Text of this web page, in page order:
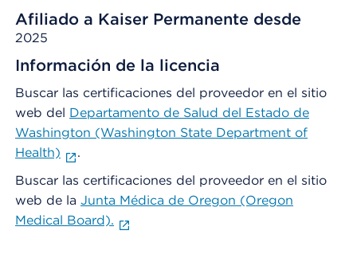
Afiliado a Kaiser Permanente desde
2025
Información de la licencia
Buscar las certificaciones del proveedor en el sitio
web del Departamento de Salud del Estado de
Washington (Washington State Department of
Health)
.
Buscar las certificaciones del proveedor en el sitio
web de la Junta Médica de Oregon (Oregon
Medical Board).